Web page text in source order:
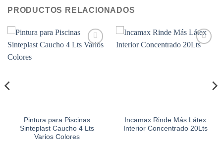
PRODUCTOS RELACIONADOS
Pintura para Piscinas
Sinteplast Caucho 4 Lts
Varios Colores
Incamax Rinde Más Látex
Interior Concentrado 20Lts